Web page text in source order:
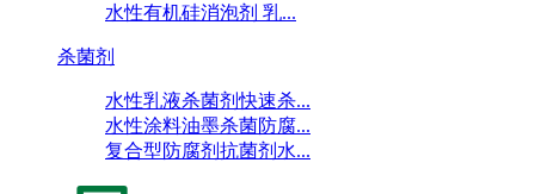
水性有机硅消泡剂 乳...
杀菌剂
水性乳液杀菌剂快速杀...
水性涂料油墨杀菌防腐...
复合型防腐剂抗菌剂水...